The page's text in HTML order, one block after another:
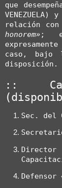
que
relación
honorem» ;
caso, bajo
disposición.
::
Sec. del
Defensor